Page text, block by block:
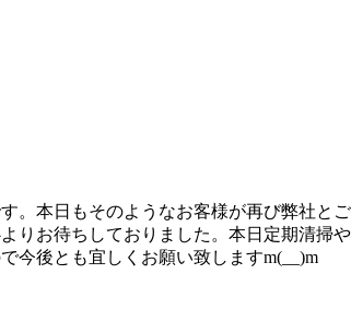
。本日もそのようなお客様が再び弊社と
りお待ちしておりました。本日定期清掃
今後とも宜しくお願い致しますm(__)m